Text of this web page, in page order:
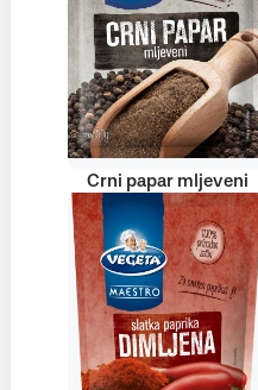
Crni papar mljeveni